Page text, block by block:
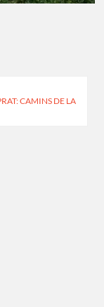
CAMINS DE LA